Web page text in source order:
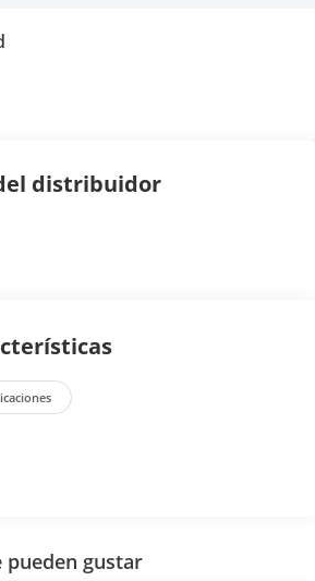
distribuidor
pueden gustar